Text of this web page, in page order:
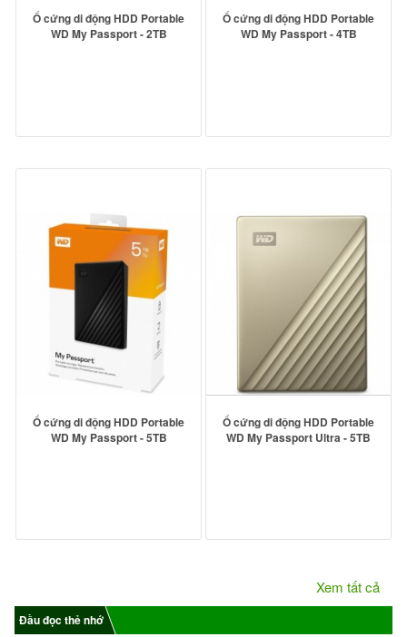
Ổ cứng di động HDD Portable
WD My Passport - 2TB
Ổ cứng di động HDD Portable
WD My Passport - 4TB
Ổ cứng di động HDD Portable
WD My Passport - 5TB
Ổ cứng di động HDD Portable
WD My Passport Ultra - 5TB
Xem tất cả
Đầu đọc thẻ nhớ